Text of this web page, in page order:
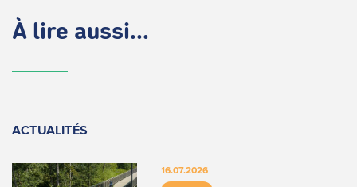
À lire aussi...
ACTUALITÉS
16.07.2026